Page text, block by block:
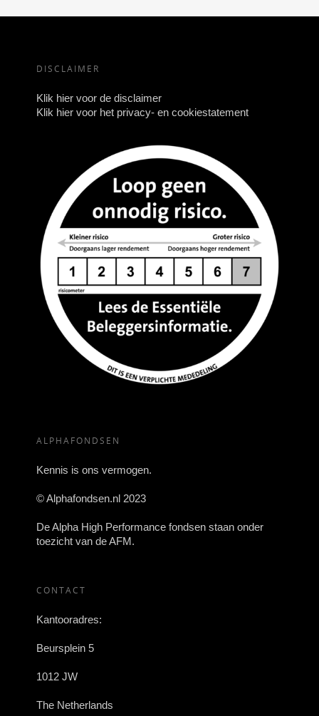
DISCLAIMER
Klik hier voor de disclaimer
Klik hier voor het privacy- en cookiestatement
ALPHAFONDSEN
Kennis is ons vermogen.
© Alphafondsen.nl 2023
De Alpha High Performance fondsen staan onder
toezicht van de AFM.
CONTACT
Kantooradres:
Beursplein 5
1012 JW
The Netherlands